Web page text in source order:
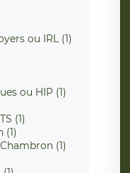
ou IRL (1)
ou HIP (1)
(1)
(1)
(1)